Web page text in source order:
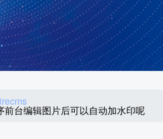
前台编辑图片后可以自动加水印呢